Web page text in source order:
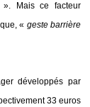
». Mais ce facteur
« geste barrière
développés par
33 euros